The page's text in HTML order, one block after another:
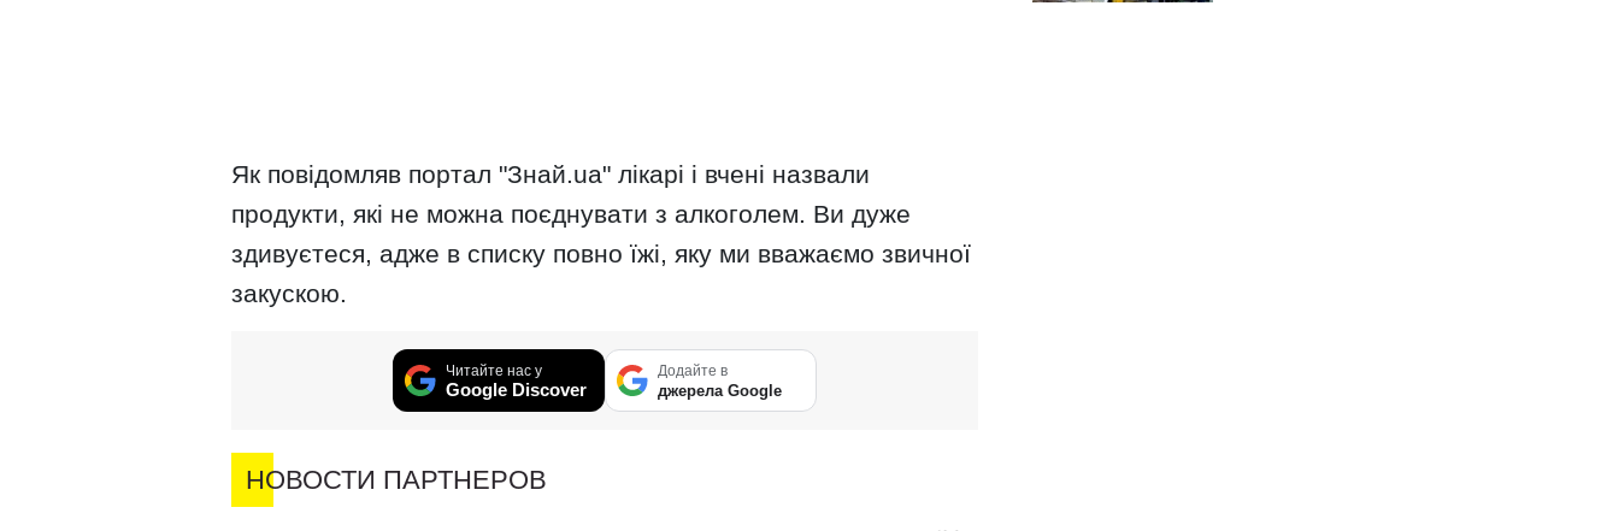
Як повідомляв портал "Знай.uа" лікарі і вчені назвали
продукти, які не можна поєднувати з алкоголем. Ви дуже
здивуєтеся, адже в списку повно їжі, яку ми вважаємо звичної
закускою.
Читайте нас у
Google Discover
Додайте в
джерела Google
НОВОСТИ ПАРТНЕРОВ